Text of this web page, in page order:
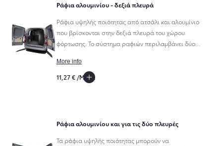
Ράφια αλουμινίου - δεξιά πλευρά
Ράφια υψηλής ποιότητας από ατσάλι και αλουμίνιο
που βρίσκονται στην δεξιά πλευρά του χώρου
φόρτωσης. Το σύστημα ραφιών περιλαμβάνει δύο
More info
11,27 € /Μήνα
Ράφια αλουμινίου και για τις δύο πλευρές
Τα ράφια υψηλής ποιότητας μπορούν να